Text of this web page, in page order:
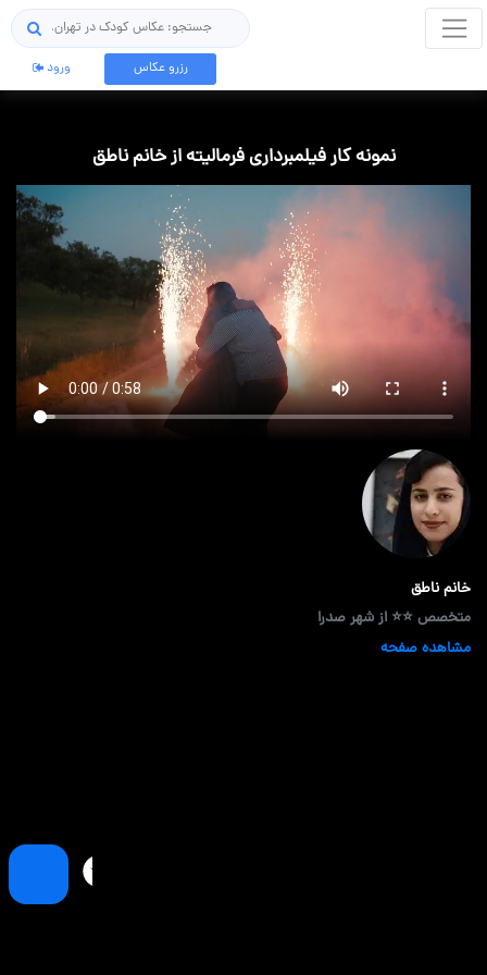
جستجو
رزرو عکاس ورود
نمونه کار فیلمبرداری فرمالیته از خانم ناطق
خانم ناطق
متخصص ⭐⭐ از شهر صدرا
مشاهده صفحه